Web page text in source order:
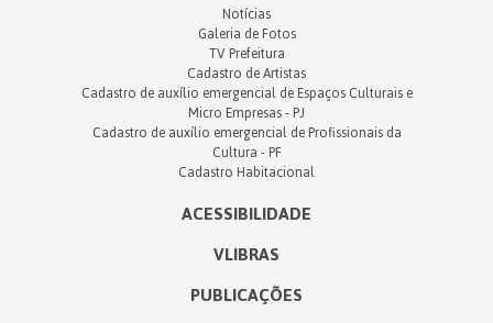
Notícias
Galeria de Fotos
TV Prefeitura
Cadastro de Artistas
Cadastro de auxílio emergencial de Espaços Culturais e
Micro Empresas - PJ
Cadastro de auxílio emergencial de Profissionais da
Cultura - PF
Cadastro Habitacional
ACESSIBILIDADE
VLIBRAS
PUBLICAÇÕES